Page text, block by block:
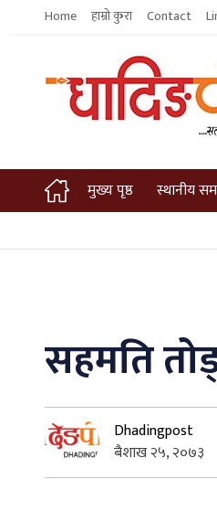
Home हाम्रो कुरा Contact
मुख्य पृष्ठ स्थानीय
सहमति
Dhadingpost
बैशाख २५, २०७३